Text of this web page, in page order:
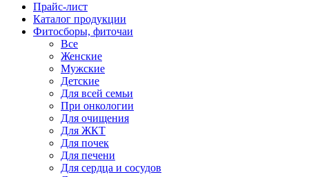
Прайс-лист
Каталог продукции
Фитосборы, фиточаи
Все
Женские
Мужские
Детские
Для всей семьи
При онкологии
Для очищения
Для ЖКТ
Для почек
Для печени
Для сердца и сосудов